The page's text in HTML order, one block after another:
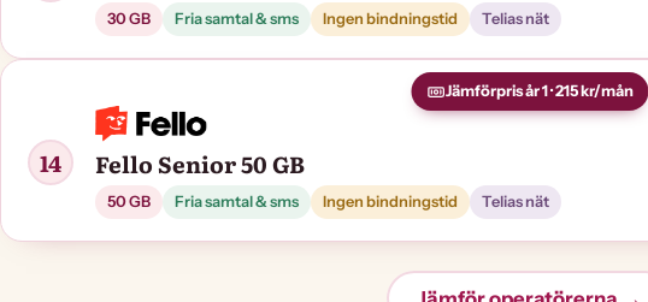
30 GB Fria samtal & sms Ingen bindningstid Telias nät
Jämförpris år 1 · 215 kr/mån
14 Fello Senior 50 GB
50 GB Fria samtal & sms Ingen bindningstid Telias nät